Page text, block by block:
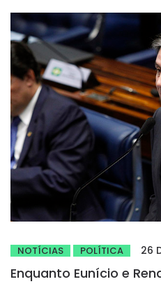
NOTÍCIAS POLÍTICA 26
Enquanto Eunício e